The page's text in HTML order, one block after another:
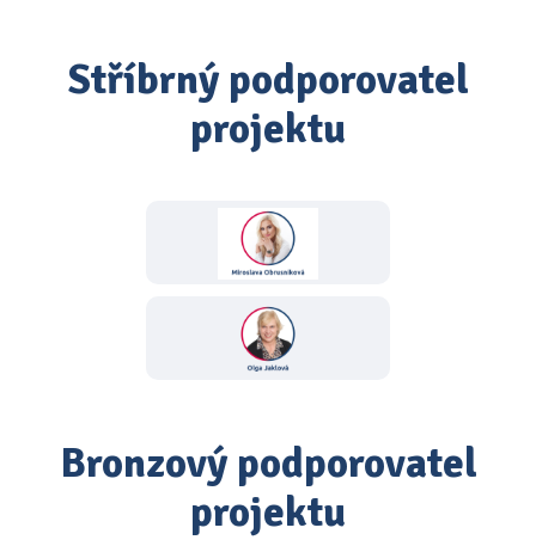
Stříbrný podporovatel
projektu
Bronzový podporovatel
projektu